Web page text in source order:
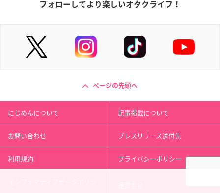
フォローしてより楽しいオタクライフ！
ページの先頭へ
にじめんについて 記事掲載について
お問い合わせ プレスリリース送付先
利用規約 プライバシーポリシー